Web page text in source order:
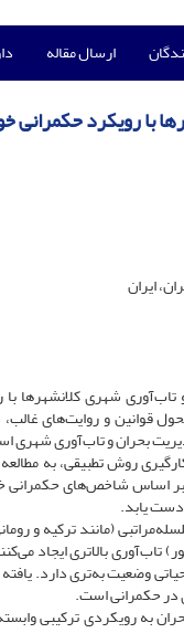
ارسال مقاله
با رویکرد حکمرانی
ایران
شهری کلانشهرها
قوانین و روایت‌های
بحران و تاب‌آوری شهری
روش تطبیقی، به
اساس شاخص‌های
یابد.
(مانند ترکیه و
تاب‌آوری بالاتری ایجاد
وضعیت به‌تری دارد.
در حکمرانی است.
به رویکردی ترکیبی